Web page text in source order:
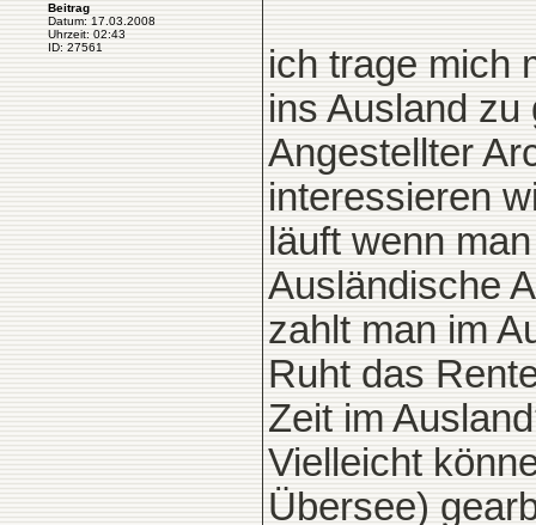
Beitrag
Datum: 17.03.2008
Uhrzeit: 02:43
ID: 27561
ich trage mich
ins Ausland
Angestellter
interessieren
läuft wenn
Ausländische
zahlt man im
Ruht das
Zeit im
Vielleicht
Übersee)